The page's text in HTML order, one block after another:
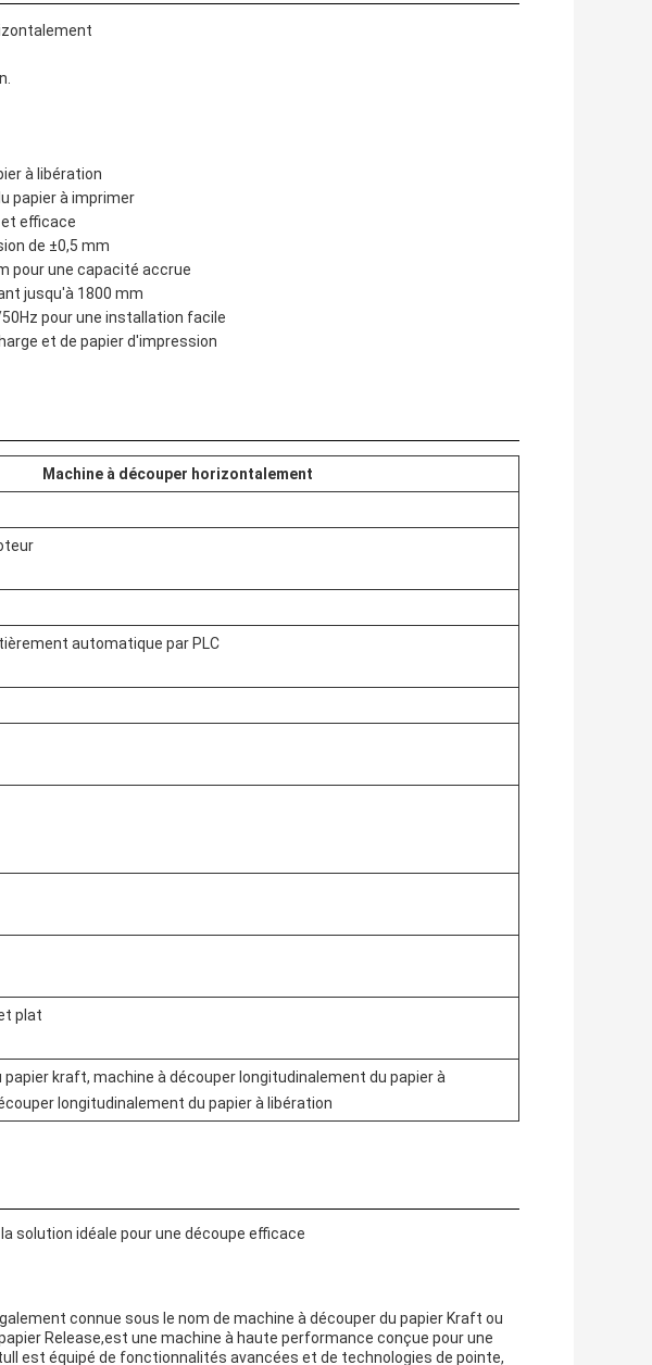
à libération
papier à imprimer
efficace
de ±0,5 mm
pour une capacité accrue
jusqu'à 1800 mm
pour une installation facile
et de papier d'impression
Machine à découper horizontalement
automatique par PLC
plat
papier kraft, machine à découper longitudinalement du papier à
longitudinalement du papier à libération
solution idéale pour une découpe efficace
connue sous le nom de machine à découper du papier Kraft ou
Release,est une machine à haute performance conçue pour une
est équipé de fonctionnalités avancées et de technologies de pointe,